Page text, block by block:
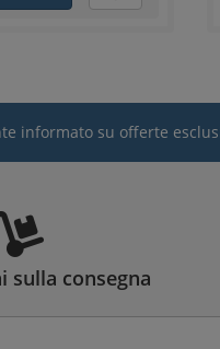
informato su offerte
sulla consegna